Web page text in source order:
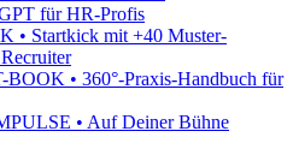
für HR-Profis
• Startkick mit +40 Muster-
• 360°-Praxis-Handbuch für
• Auf Deiner Bühne